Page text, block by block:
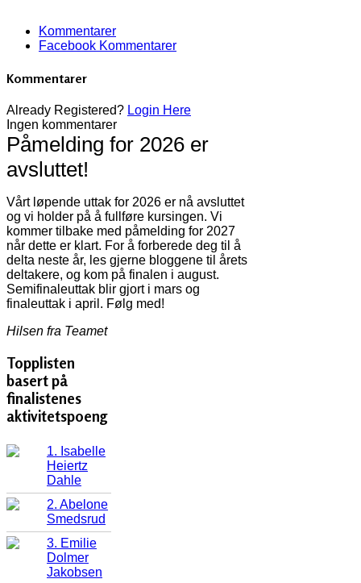
Kommentarer
Facebook Kommentarer
Kommentarer
Already Registered? Login Here
Ingen kommentarer
Påmelding for 2026 er
avsluttet!
Vårt løpende uttak for 2026 er nå avsluttet
og vi holder på å fullføre kursingen. Vi
kommer tilbake med påmelding for 2027
når dette er klart. For å forberede deg til å
delta neste år, les gjerne bloggene til årets
deltakere, og kom på finalen i august.
Semifinaleuttak blir gjort i mars og
finaleuttak i april. Følg med!
Hilsen fra Teamet
Topplisten
basert på
finalistenes
aktivitetspoeng
1. Isabelle
Heiertz
Dahle
2. Abelone
Smedsrud
3. Emilie
Dolmer
Jakobsen